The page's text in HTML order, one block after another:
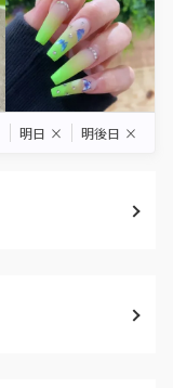
明日 × 明後日 ×